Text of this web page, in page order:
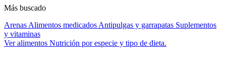
Más buscado
Arenas Alimentos medicados Antipulgas y garrapatas Suplementos
y vitaminas
Ver alimentos Nutrición por especie y tipo de dieta.